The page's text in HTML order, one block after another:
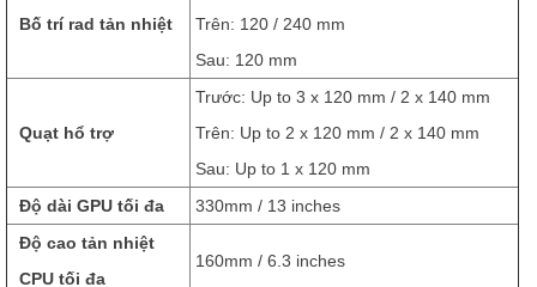
Bố trí rad tản nhiệt
Trên: 120 / 240 mm
Sau: 120 mm
Quạt hổ trợ
Trước: Up to 3 x 120 mm / 2 x 140 mm
Trên: Up to 2 x 120 mm / 2 x 140 mm
Sau: Up to 1 x 120 mm
Độ dài GPU tối đa
330mm / 13 inches
Độ cao tản nhiệt
CPU tối đa
160mm / 6.3 inches